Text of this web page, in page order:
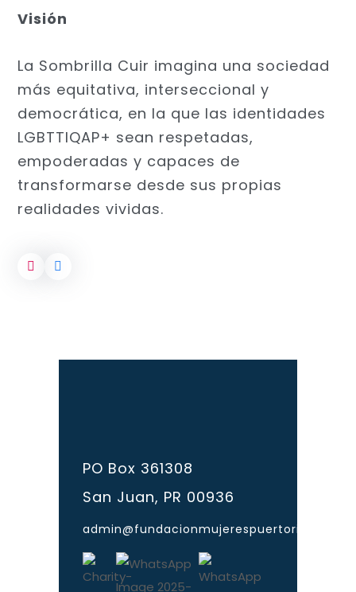
Visión
La Sombrilla Cuir imagina una sociedad
más equitativa, interseccional y
democrática, en la que las identidades
LGBTTIQAP+ sean respetadas,
empoderadas y capaces de
transformarse desde sus propias
realidades vividas.
PO Box 361308
San Juan, PR 00936
admin@fundacionmujerespuertorico.org